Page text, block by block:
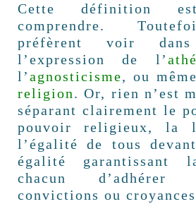
Cette définition
comprendre.
préfèrent voir
l’expression de l’
l’agnosticisme, ou
religion. Or, rien n’est
séparant clairement le
pouvoir religieux, la
l’égalité de tous
égalité garantissant
chacun
convictions ou